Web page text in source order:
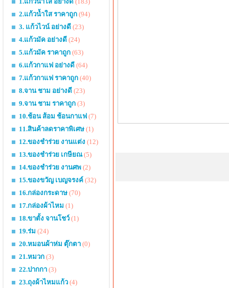
2.แก้วน้ำใส ราคาถูก (94)
3. แก้วไวน์ อย่างดี (23)
4.แก้วมัค อย่างดี (24)
5.แก้วมัค ราคาถูก (63)
6.แก้วกาแฟ อย่างดี (64)
7.แก้วกาแฟ ราคาถูก (40)
8.จาน ชาม อย่างดี (23)
9.จาน ชาม ราคาถูก (3)
10.ช้อน ส้อม ช้อนกาแฟ (7)
11.สินค้าลดราคาพิเศษ (1)
12.ของชำร่วย งานแต่ง (12)
13.ของชำร่วย เกษียณ(5)
14.ของชำร่วย งานศพ (2)
15.ของขวัญ เบญจรงค์ (32)
16.กล่องกระดาษ (70)
17.กล่องผ้าไหม (1)
18.ขาตั้ง จานโชว์ (1)
19.ร่ม (24)
20.หมอนผ้าห่ม ตุ๊กตา (0)
21.หมวก (3)
22.ปากกา (3)
23.ถุงผ้าไหมแก้ว (4)